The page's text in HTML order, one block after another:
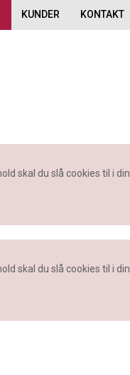
KUNDER KONTAKT
skal du slå cookies til i din
skal du slå cookies til i din